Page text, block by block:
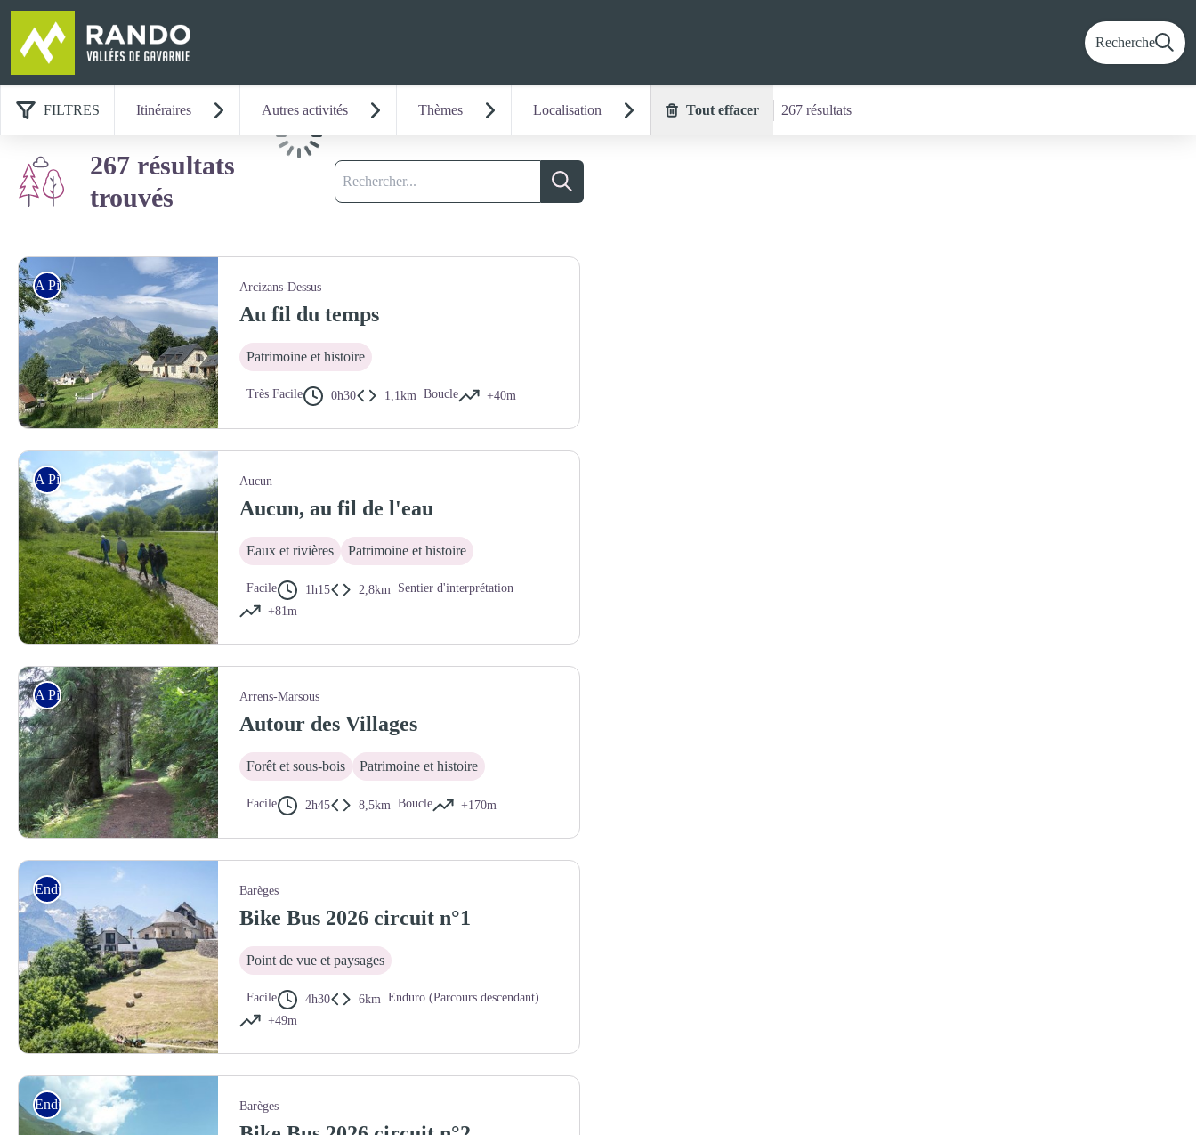
Recherche
FILTRES Itinéraires Autres activités Thèmes Localisation Tout effacer 267 résultats
267 résultats
trouvés
Recherche
Recherche
A Pied Arcizans-Dessus
Au fil du temps
Patrimoine et histoire
Très Facile 0h30 1,1km Boucle +40m
A Pied Aucun
Aucun, au fil de l'eau
Eaux et rivières Patrimoine et histoire
Facile 1h15 2,8km Sentier d'interprétation
+81m
A Pied Arrens-Marsous
Autour des Villages
Forêt et sous-bois Patrimoine et histoire
Facile 2h45 8,5km Boucle +170m
Enduro Barèges
Bike Bus 2026 circuit n°1
Point de vue et paysages
Facile 4h30 6km Enduro (Parcours descendant)
+49m
Enduro Barèges
Chargement